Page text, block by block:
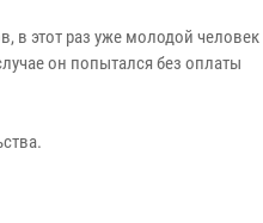
в этот раз уже молодой человек
он попытался без оплаты